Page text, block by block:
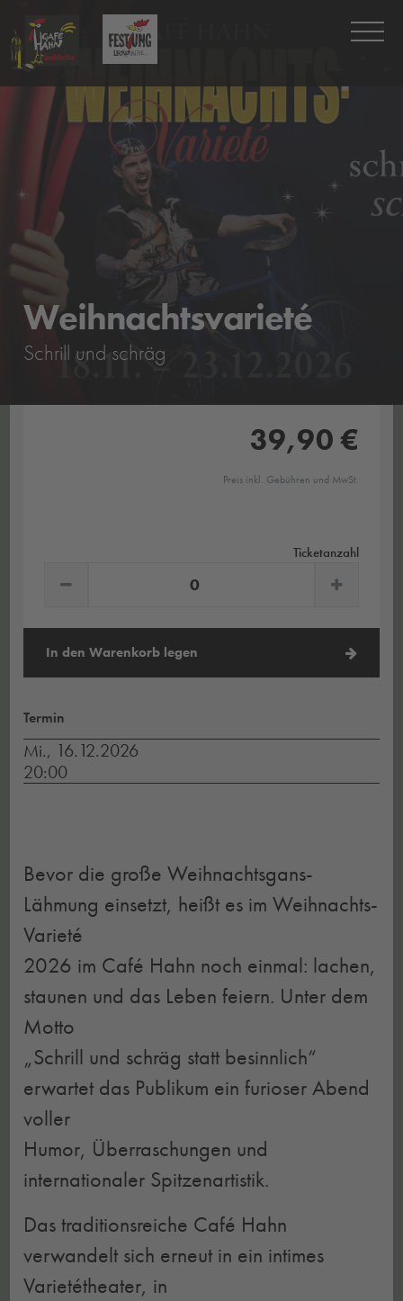
Weihnachtsvarieté
Schrill und schräg
39,90 €
Preis inkl. Gebühren und MwSt.
Ticketanzahl
In den Warenkorb legen
Termin
Mi., 16.12.2026
20:00
Bevor die große Weihnachtsgans-
Lähmung einsetzt, heißt es im Weihnachts-
Varieté
2026 im Café Hahn noch einmal: lachen,
staunen und das Leben feiern. Unter dem
Motto
„Schrill und schräg statt besinnlich“
erwartet das Publikum ein furioser Abend
voller
Humor, Überraschungen und
internationaler Spitzenartistik.
Das traditionsreiche Café Hahn
verwandelt sich erneut in ein intimes
Varietétheater, in